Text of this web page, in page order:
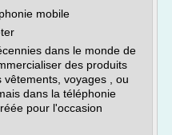
mobile
dans le monde de
des produits
voyages , ou
dans la téléphonie
pour l'occasion